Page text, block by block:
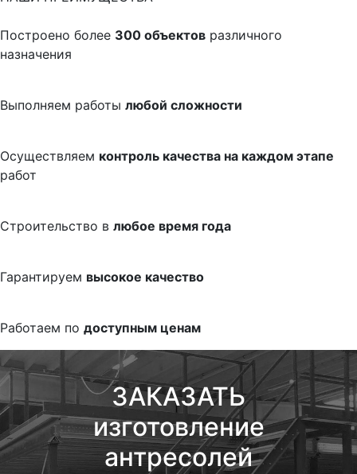
Построено более 300 объектов различного
назначения
Выполняем работы любой сложности
Осуществляем контроль качества на каждом этапе
работ
Строительство в любое время года
Гарантируем высокое качество
Работаем по доступным ценам
ЗАКАЗАТЬ
изготовление
антресолей